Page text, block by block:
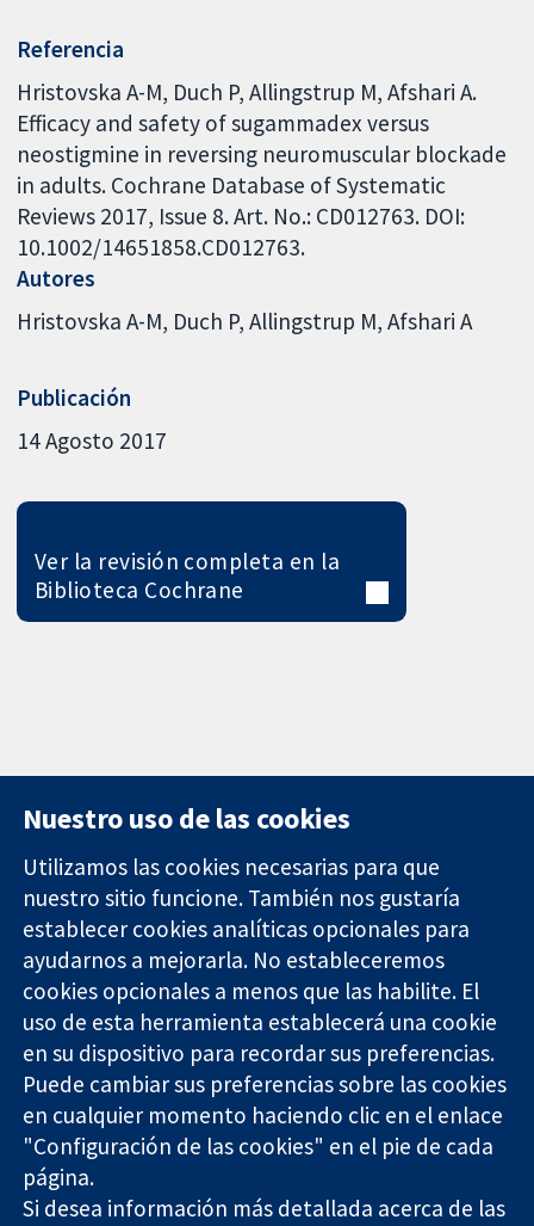
Referencia
Hristovska A-M, Duch P, Allingstrup M, Afshari A.
Efficacy and safety of sugammadex versus
neostigmine in reversing neuromuscular blockade
in adults. Cochrane Database of Systematic
Reviews 2017, Issue 8. Art. No.: CD012763. DOI:
10.1002/14651858.CD012763.
Autores
Hristovska A-M Duch P Allingstrup M Afshari A
Publicación
14 Agosto 2017
Ver la revisión completa en la
Biblioteca Cochrane
Evidencia fiable.
Decisiones
informadas.
Mejor salud.
11-13 Cavendish
Square
Londres
W1G 0AN
Reino Unido
Contacto
Noticias
Prensa
Sobre
nosotros
Empleo
Cochrane
Library
The Cochrane Collaboration is a charity (no. 1045921) and a
company limited by guarantee (no. 03044323) registered in
Nuestro uso de las cookies
Utilizamos las cookies necesarias para que
nuestro sitio funcione. También nos gustaría
establecer cookies analíticas opcionales para
ayudarnos a mejorarla. No estableceremos
cookies opcionales a menos que las habilite. El
uso de esta herramienta establecerá una cookie
en su dispositivo para recordar sus preferencias.
Puede cambiar sus preferencias sobre las cookies
en cualquier momento haciendo clic en el enlace
"Configuración de las cookies" en el pie de cada
página.
Si desea información más detallada acerca de las